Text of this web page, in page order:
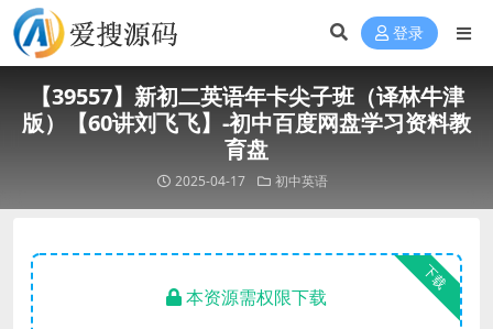
登录
【39557】新初二英语年卡尖子班（译林牛津
版）【60讲刘飞飞】-初中百度网盘学习资料教
育盘
2025-04-17 初中英语
下载
本资源需权限下载